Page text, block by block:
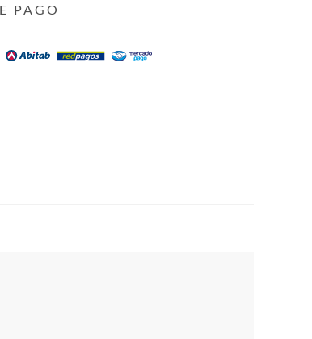
PAGO